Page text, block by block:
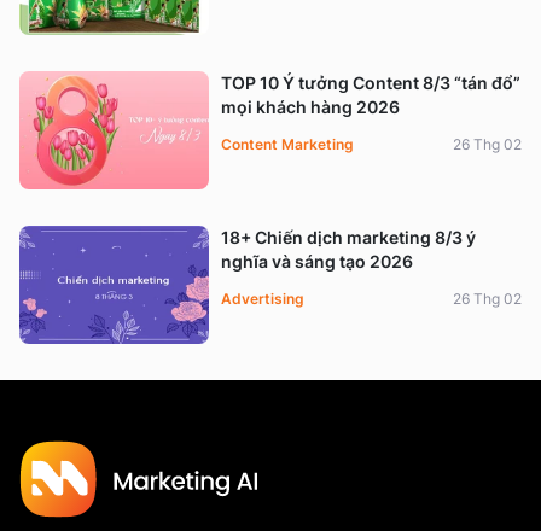
TOP 10 Ý tưởng Content 8/3 “tán đổ”
mọi khách hàng 2026
Content Marketing 26 Thg 02
18+ Chiến dịch marketing 8/3 ý
nghĩa và sáng tạo 2026
Advertising 26 Thg 02